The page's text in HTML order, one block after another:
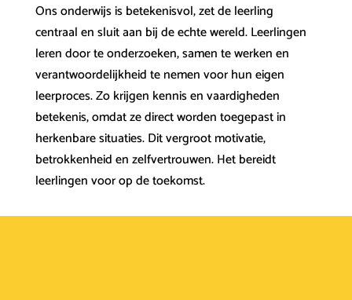
Ons onderwijs is betekenisvol, zet de leerling
centraal en sluit aan bij de echte wereld. Leerlingen
leren door te onderzoeken, samen te werken en
verantwoordelijkheid te nemen voor hun eigen
leerproces. Zo krijgen kennis en vaardigheden
betekenis, omdat ze direct worden toegepast in
herkenbare situaties. Dit vergroot motivatie,
betrokkenheid en zelfvertrouwen. Het bereidt
leerlingen voor op de toekomst.